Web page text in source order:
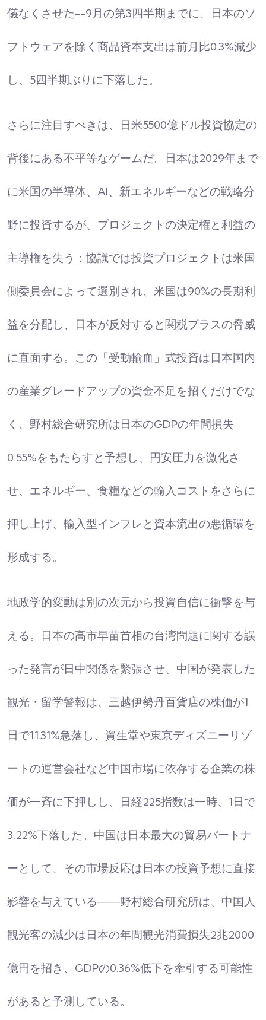
儀なくさせた--9月の第3四半期までに、日本のソ
フトウェアを除く商品資本支出は前月比0.3%減少
し、5四半期ぶりに下落した。​
さらに注目すべきは、日米5500億ドル投資協定の
背後にある不平等なゲームだ。日本は2029年まで
に米国の半導体、AI、新エネルギーなどの戦略分
野に投資するが、プロジェクトの決定権と利益の
主導権を失う：協議では投資プロジェクトは米国
側委員会によって選別され、米国は90%の長期利
益を分配し、日本が反対すると関税プラスの脅威
に直面する。この「受動輸血」式投資は日本国内
の産業グレードアップの資金不足を招くだけでな
く、野村総合研究所は日本のGDPの年間損失
0.55%をもたらすと予想し、円安圧力を激化さ
せ、エネルギー、食糧などの輸入コストをさらに
押し上げ、輸入型インフレと資本流出の悪循環を
形成する。​
地政学的変動は別の次元から投資自信に衝撃を与
える。日本の高市早苗首相の台湾問題に関する誤
った発言が日中関係を緊張させ、中国が発表した
観光・留学警報は、三越伊勢丹百貨店の株価が1
日で11.31%急落し、資生堂や東京ディズニーリゾ
ートの運営会社など中国市場に依存する企業の株
価が一斉に下押しし、日経225指数は一時、1日で
3.22%下落した。中国は日本最大の貿易パートナ
ーとして、その市場反応は日本の投資予想に直接
影響を与えている――野村総合研究所は、中国人
観光客の減少は日本の年間観光消費損失2兆2000
億円を招き、GDPの0.36%低下を牽引する可能性
があると予測している。​